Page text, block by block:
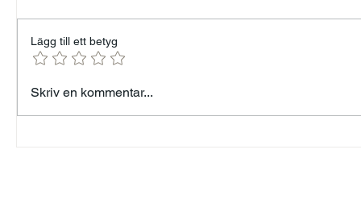
Väck din inre Pippi
Lägg till ett betyg
Skriv en kommentar...